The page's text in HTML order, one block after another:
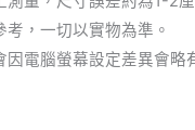
考，一切以實物為準。
因電腦螢幕設定差異會略